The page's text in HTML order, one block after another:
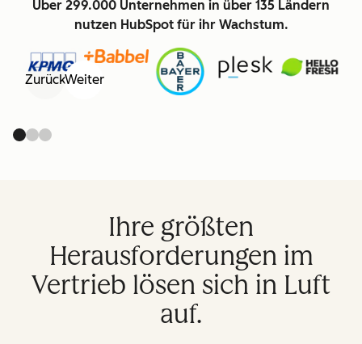
Über 299.000 Unternehmen in über 135 Ländern
nutzen HubSpot für ihr Wachstum.
ZurückWeiter
Ihre größten
Herausforderungen im
Vertrieb lösen sich in Luft
auf.